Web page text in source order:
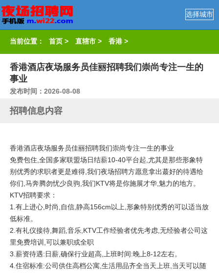
选择城市
当前位置： 首页 > 直辖市 > 香港 >
香港酒店夜场服务员佳丽招聘我们崇尚专注一生的
事业
发布时间：2026-08-08
招聘信息内容
香港酒店夜场服务员佳丽招聘我们崇尚专注一生的事业
免费包住,全国多家联盟场日结薪10-40平台起,尤其是那些形象特
别优秀的求职者更是难得,我们夜场招聘方愿意拿出蕞好的待遇给
你们,马奔腾勿忧少良驹,我们KTV将是你施展才华,魅力的地方。
KTV招聘要求：
1.有上进心,时尚,自信,静高156cm以上,形象特别优秀的可以适当放
低标准。
2.有礼仪接待,舞蹈,音乐,KTV工作经验者优先考虑,无经验者公司这
里免费培训,可以兼职或全职
3.薪资待遇:日薪,确保行业超高,上班时间:晚上8-12左右。
4.住宿标准:公司供住高档公寓,生活用品齐全当天上班,当天可以随